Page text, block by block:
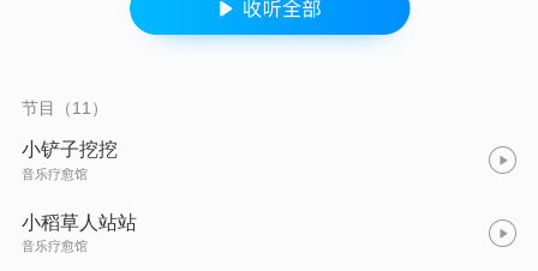
节目（11）
小铲子挖挖
音乐疗愈馆
小稻草人站站
音乐疗愈馆